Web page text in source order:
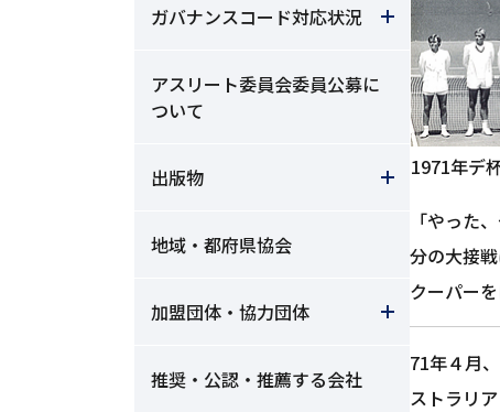
1971年デ
「やった
分の大接
クーパー
71年４月
ストラリ
ガバナンスコード対応状況
アスリート委員会委員公募に
ついて
出版物
地域・都府県協会
加盟団体・協力団体
推奨・公認・推薦する会社